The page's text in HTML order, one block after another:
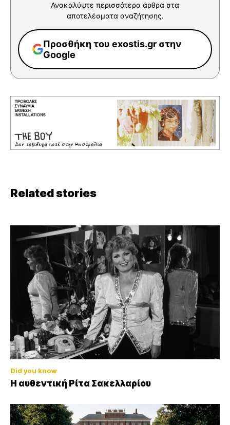
Ανακαλύψτε περισσότερα άρθρα στα
αποτελέσματα αναζήτησης.
Προσθήκη του exostis.gr στην
Google
Related stories
Did you know
Η αυθεντική Ρίτα Σακελλαρίου